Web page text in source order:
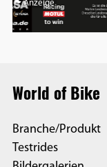
Anzeige
World of Bike
Branche/Produkt
Testrides